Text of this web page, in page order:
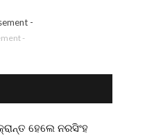
-
ହେଲେ ନରସିଂହ